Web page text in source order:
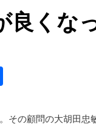
良くな
共
その顧問の大胡田忠